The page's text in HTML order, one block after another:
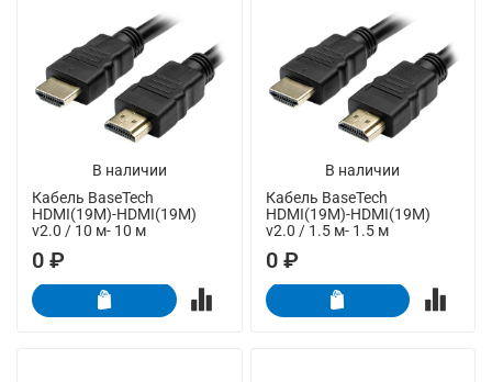
В наличии
Кабель BaseTech
HDMI(19M)-HDMI(19M)
v2.0 / 10 м- 10 м
0 ₽
В наличии
Кабель BaseTech
HDMI(19M)-HDMI(19M)
v2.0 / 1.5 м- 1.5 м
0 ₽